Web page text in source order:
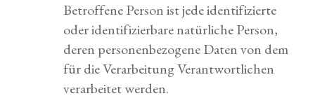
Betroffene Person ist jede identifizierte
oder identifizierbare natürliche Person,
deren personenbezogene Daten von dem
für die Verarbeitung Verantwortlichen
verarbeitet werden.